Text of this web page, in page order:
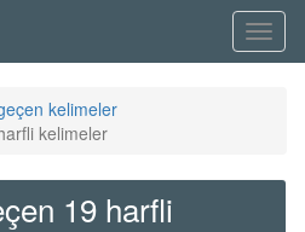
Menü
kelimeler
kelimeler
19 harfli